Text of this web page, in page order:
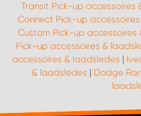
Transit Pick-up accessoires
Connect Pick-up
Custom Pick-up accessoires
Pick-up accessoires &
accessoires & laadsledes |
& laadsledes | Dodge
WORK SYSTEM ZWARTEBROEK